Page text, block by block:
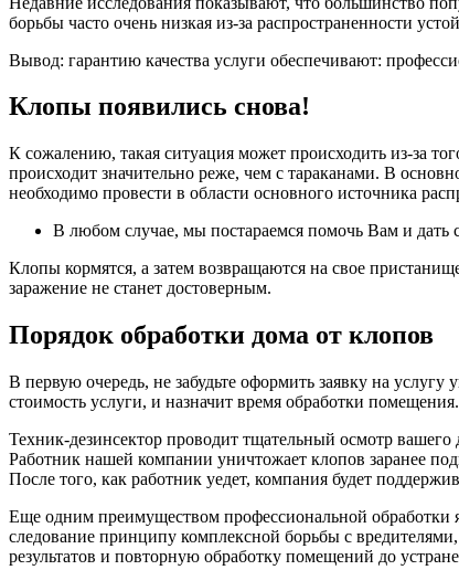
борьбы часто очень низкая из-за распространенности
Вывод: гарантию качества услуги обеспечивают:
Клопы появились снова!
К сожалению, такая ситуация может происходить из-за
происходит значительно реже, чем с тараканами. В
необходимо провести в области основного источника
В любом случае, мы постараемся помочь Вам и дать
Клопы кормятся, а затем возвращаются на свое
заражение не станет достоверным.
Порядок обработки дома от клопов
В первую очередь, не забудьте оформить заявку на
стоимость услуги, и назначит время обработки
Техник-дезинсектор проводит тщательный осмотр вашего
Работник нашей компании уничтожает клопов заранее
После того, как работник уедет, компания будет
Еще одним преимуществом профессиональной обработки
следование принципу комплексной борьбы с
результатов и повторную обработку помещений до